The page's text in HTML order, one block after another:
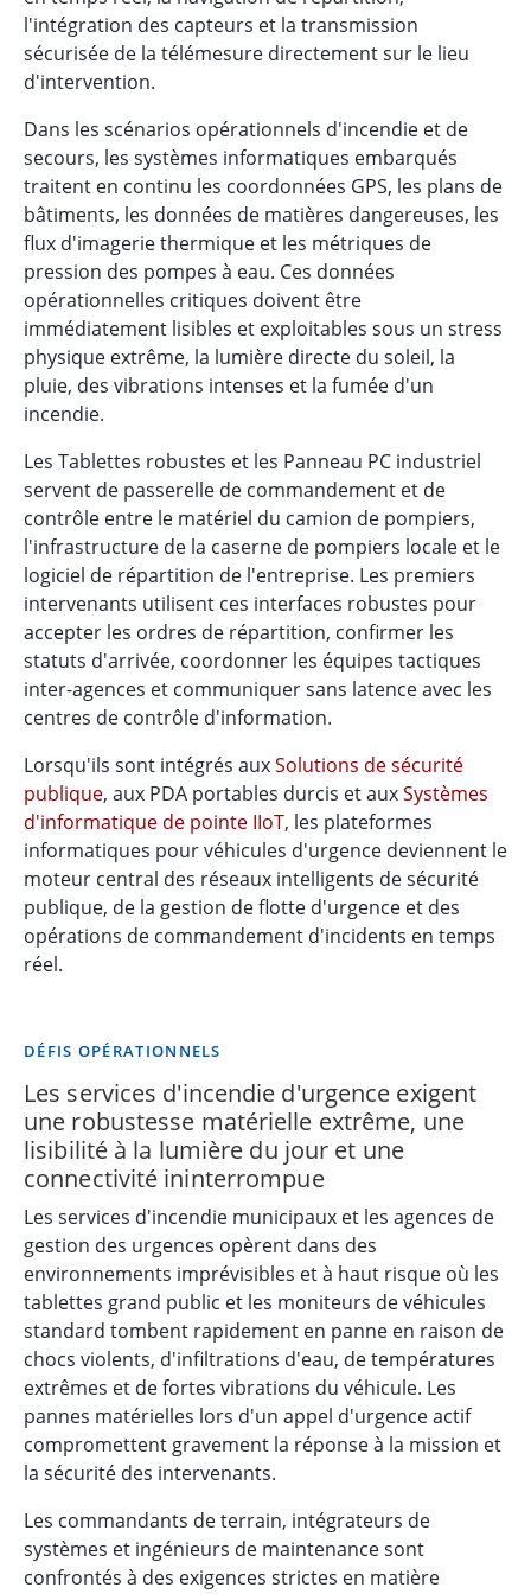
l'intégration des capteurs et la transmission
sécurisée de la télémesure directement sur le lieu
d'intervention.
Dans les scénarios opérationnels d'incendie et de
secours, les systèmes informatiques embarqués
traitent en continu les coordonnées GPS, les plans de
bâtiments, les données de matières dangereuses, les
flux d'imagerie thermique et les métriques de
pression des pompes à eau. Ces données
opérationnelles critiques doivent être
immédiatement lisibles et exploitables sous un stress
physique extrême, la lumière directe du soleil, la
pluie, des vibrations intenses et la fumée d'un
incendie.
Les Tablettes robustes et les Panneau PC industriel
servent de passerelle de commandement et de
contrôle entre le matériel du camion de pompiers,
l'infrastructure de la caserne de pompiers locale et le
logiciel de répartition de l'entreprise. Les premiers
intervenants utilisent ces interfaces robustes pour
accepter les ordres de répartition, confirmer les
statuts d'arrivée, coordonner les équipes tactiques
inter-agences et communiquer sans latence avec les
centres de contrôle d'information.
Lorsqu'ils sont intégrés auxSolutions de sécurité
publique, aux PDA portables durcis et auxSystèmes
d'informatique de pointe IIoT, les plateformes
informatiques pour véhicules d'urgence deviennent le
moteur central des réseaux intelligents de sécurité
publique, de la gestion de flotte d'urgence et des
opérations de commandement d'incidents en temps
réel.
DÉFIS OPÉRATIONNELS
Les services d'incendie d'urgence exigent
une robustesse matérielle extrême, une
lisibilité à la lumière du jour et une
connectivité ininterrompue
Les services d'incendie municipaux et les agences de
gestion des urgences opèrent dans des
environnements imprévisibles et à haut risque où les
tablettes grand public et les moniteurs de véhicules
standard tombent rapidement en panne en raison de
chocs violents, d'infiltrations d'eau, de températures
extrêmes et de fortes vibrations du véhicule. Les
pannes matérielles lors d'un appel d'urgence actif
compromettent gravement la réponse à la mission et
la sécurité des intervenants.
Les commandants de terrain, intégrateurs de
systèmes et ingénieurs de maintenance sont
confrontés à des exigences strictes en matière